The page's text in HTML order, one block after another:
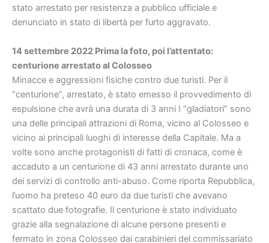
stato arrestato per resistenza a pubblico ufficiale e
denunciato in stato di libertà per furto aggravato.
14 settembre 2022 Prima la foto, poi l’attentato:
centurione arrestato al Colosseo
Minacce e aggressioni fisiche contro due turisti. Per il
“centurione”, arrestato, è stato emesso il provvedimento di
espulsione che avrà una durata di 3 anni I “gladiatori” sono
una delle principali attrazioni di Roma, vicino al Colosseo e
vicino ai principali luoghi di interesse della Capitale. Ma a
volte sono anche protagonisti di fatti di cronaca, come è
accaduto a un centurione di 43 anni arrestato durante uno
dei servizi di controllo anti-abuso. Come riporta Repubblica,
l’uomo ha preteso 40 euro da due turisti che avevano
scattato due fotografie. Il centurione è stato individuato
grazie alla segnalazione di alcune persone presenti e
fermato in zona Colosseo dai carabinieri del commissariato